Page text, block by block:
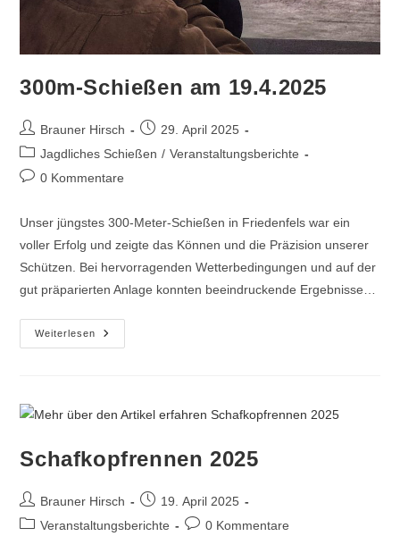
300m-Schießen am 19.4.2025
Brauner Hirsch
29. April 2025
Jagdliches Schießen / Veranstaltungsberichte
0 Kommentare
Unser jüngstes 300-Meter-Schießen in Friedenfels war ein
voller Erfolg und zeigte das Können und die Präzision unserer
Schützen. Bei hervorragenden Wetterbedingungen und auf der
gut präparierten Anlage konnten beeindruckende Ergebnisse…
Weiterlesen
Schafkopfrennen 2025
Brauner Hirsch
19. April 2025
Veranstaltungsberichte
0 Kommentare